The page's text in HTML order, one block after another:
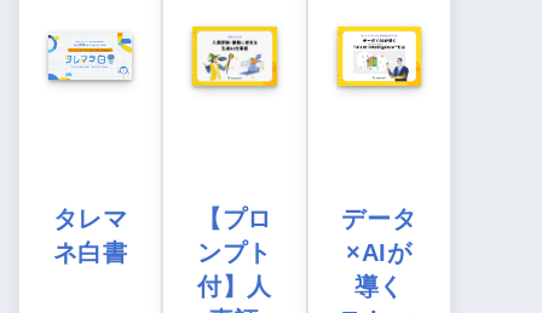
タレマ
ネ白書
【プロ
ンプト
付】人
データ
×AIが
導く